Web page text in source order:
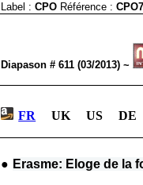
Label : CPO Référence :
Diapason # 611 (03/2013) ~
FR UK US
● Erasme: Eloge de la